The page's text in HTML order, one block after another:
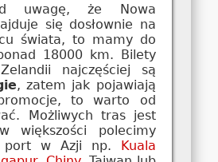
uwagę, że Nowa
się dosłownie na
świata, to mamy do
18000 km. Bilety
najczęściej są
, zatem jak pojawiają
to warto od
Możliwych tras jest
większości polecimy
port w Azji np. Kuala